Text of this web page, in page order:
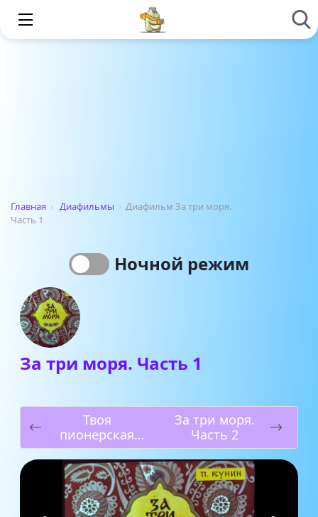
Главная › Диафильмы › Диафильм За три моря.
Часть 1
Ночной режим
За три моря. Часть 1
Твоя
пионерская
форма
За три моря.
Часть 2